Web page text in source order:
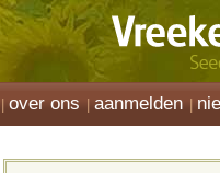
over ons aanmelden